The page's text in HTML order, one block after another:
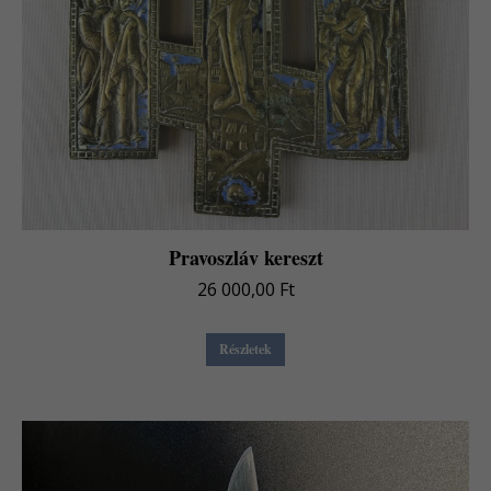
Pravoszláv kereszt
26 000,00 Ft
Részletek